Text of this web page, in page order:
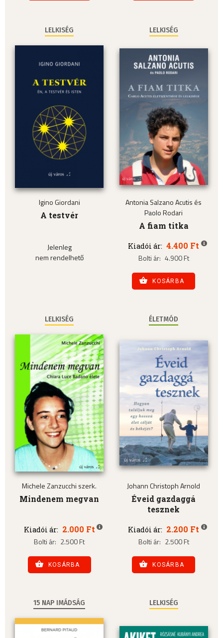
LELKISÉG
Igino Giordani
A testvér
Jelenleg
nem rendelhető
LELKISÉG
Antonia Salzano Acutis és
Paolo Rodari
A fiam titka
Kiadói ár: 4.400 Ft
Bolti ár: 4.900 Ft
KOSÁRBA
LELKISÉG
Michele Zanzucchi szerk.
Mindenem megvan
Kiadói ár: 2.000 Ft
Bolti ár: 2.500 Ft
KOSÁRBA
ÉLETMÓD
Johann Christoph Arnold
Éveid gazdaggá
tesznek
Kiadói ár: 2.200 Ft
Bolti ár: 2.500 Ft
KOSÁRBA
15 NAP IMÁDSÁG LELKISÉG